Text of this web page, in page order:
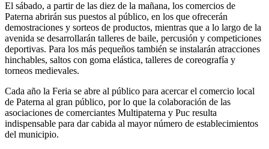
El sábado, a partir de las diez de la mañana, los comercios de
Paterna abrirán sus puestos al público, en los que ofrecerán
demostraciones y sorteos de productos, mientras que a lo largo de la
avenida se desarrollarán talleres de baile, percusión y competiciones
deportivas. Para los más pequeños también se instalarán atracciones
hinchables, saltos con goma elástica, talleres de coreografía y
torneos medievales.
Cada año la Feria se abre al público para acercar el comercio local
de Paterna al gran público, por lo que la colaboración de las
asociaciones de comerciantes Multipaterna y Puc resulta
indispensable para dar cabida al mayor número de establecimientos
del municipio.